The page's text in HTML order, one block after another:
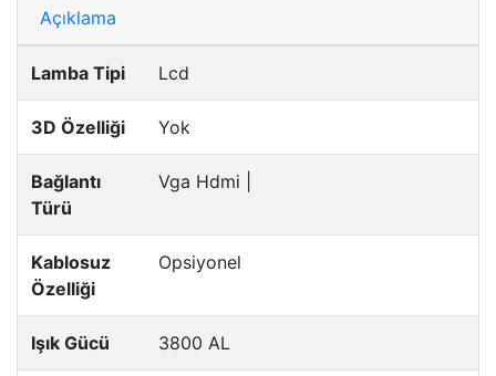
Açıklama
Lamba Tipi Lcd
3D Özelliği Yok
Bağlantı
Türü
Vga Hdmi
Kablosuz
Özelliği
Opsiyonel
Işık Gücü 3800 AL